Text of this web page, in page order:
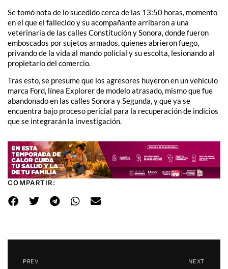
Se tomó nota de lo sucedido cerca de las 13:50 horas, momento
en el que el fallecido y su acompañante arribaron a una
veterinaria de las calles Constitución y Sonora, donde fueron
emboscados por sujetos armados, quienes abrieron fuego,
privando de la vida al mando policial y su escolta, lesionando al
propietario del comercio.
Tras esto, se presume que los agresores huyeron en un vehículo
marca Ford, línea Explorer de modelo atrasado, mismo que fue
abandonado en las calles Sonora y Segunda, y que ya se
encuentra bajo proceso pericial para la recuperación de indicios
que se integrarán la investigación.
COMPARTIR:
PREV NEXT